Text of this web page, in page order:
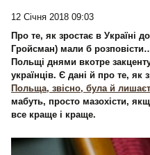
12 Січня 2018 09:03
Про те, як зростає в Україні
Гройсман) мали б
Польщі днями вкотре
українців. Є дані й про те, як
Польща, звісно, була й
мабуть, просто мазохісти,
все краще і краще.